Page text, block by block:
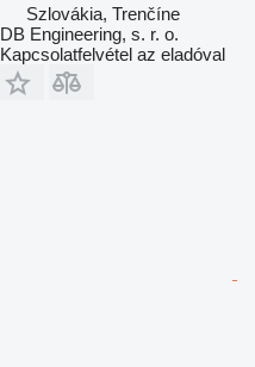
Szlovákia, Trenčíne
DB Engineering, s. r. o.
Kapcsolatfelvétel az eladóval